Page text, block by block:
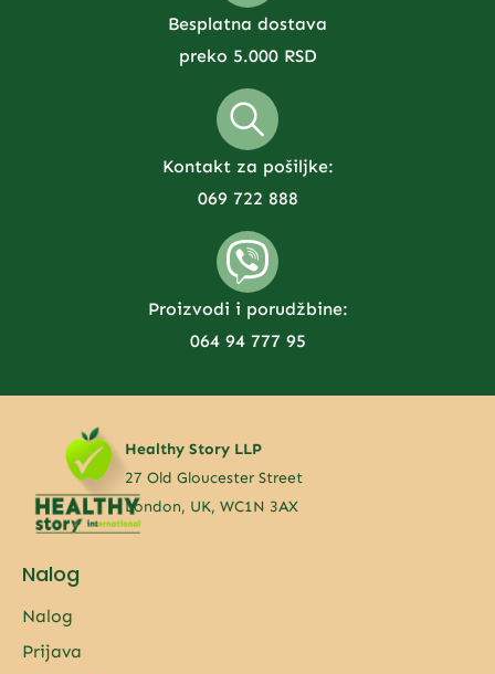
Besplatna dostava
preko 5.000 RSD
Kontakt za pošiljke:
069 722 888
Proizvodi i porudžbine:
064 94 777 95
Healthy Story LLP
27 Old Gloucester Street
London, UK, WC1N 3AX
Nalog
Nalog
Prijava